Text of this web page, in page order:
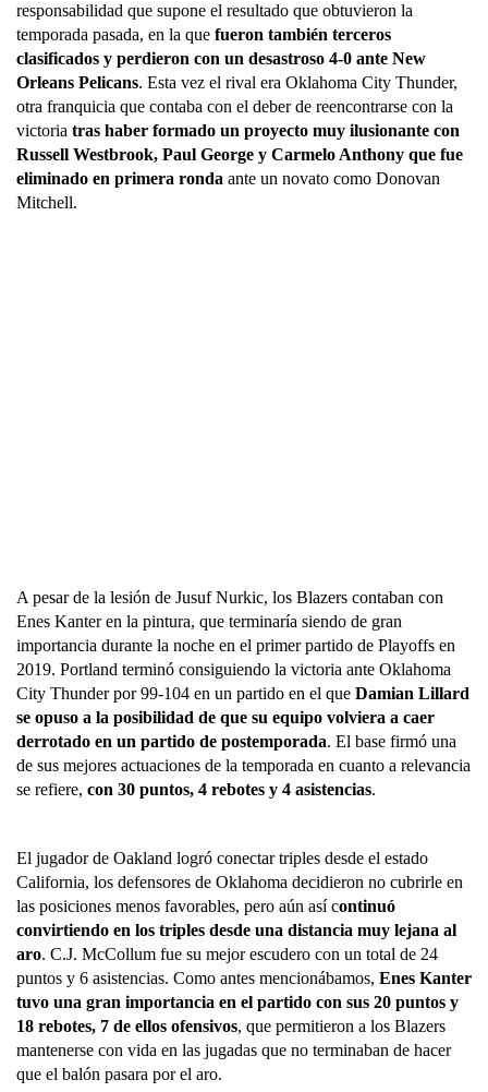
responsabilidad que supone el resultado que obtuvieron la
temporada pasada, en la que fueron también terceros
clasificados y perdieron con un desastroso 4-0 ante New
Orleans Pelicans. Esta vez el rival era Oklahoma City Thunder,
otra franquicia que contaba con el deber de reencontrarse con la
victoria tras haber formado un proyecto muy ilusionante con
Russell Westbrook, Paul George y Carmelo Anthony que fue
eliminado en primera ronda ante un novato como Donovan
Mitchell.
A pesar de la lesión de Jusuf Nurkic, los Blazers contaban con
Enes Kanter en la pintura, que terminaría siendo de gran
importancia durante la noche en el primer partido de Playoffs en
2019. Portland terminó consiguiendo la victoria ante Oklahoma
City Thunder por 99-104 en un partido en el que Damian Lillard
se opuso a la posibilidad de que su equipo volviera a caer
derrotado en un partido de postemporada. El base firmó una
de sus mejores actuaciones de la temporada en cuanto a relevancia
se refiere, con 30 puntos, 4 rebotes y 4 asistencias.
El jugador de Oakland logró conectar triples desde el estado
California, los defensores de Oklahoma decidieron no cubrirle en
las posiciones menos favorables, pero aún así continuó
convirtiendo en los triples desde una distancia muy lejana al
aro. C.J. McCollum fue su mejor escudero con un total de 24
puntos y 6 asistencias. Como antes mencionábamos, Enes Kanter
tuvo una gran importancia en el partido con sus 20 puntos y
18 rebotes, 7 de ellos ofensivos, que permitieron a los Blazers
mantenerse con vida en las jugadas que no terminaban de hacer
que el balón pasara por el aro.